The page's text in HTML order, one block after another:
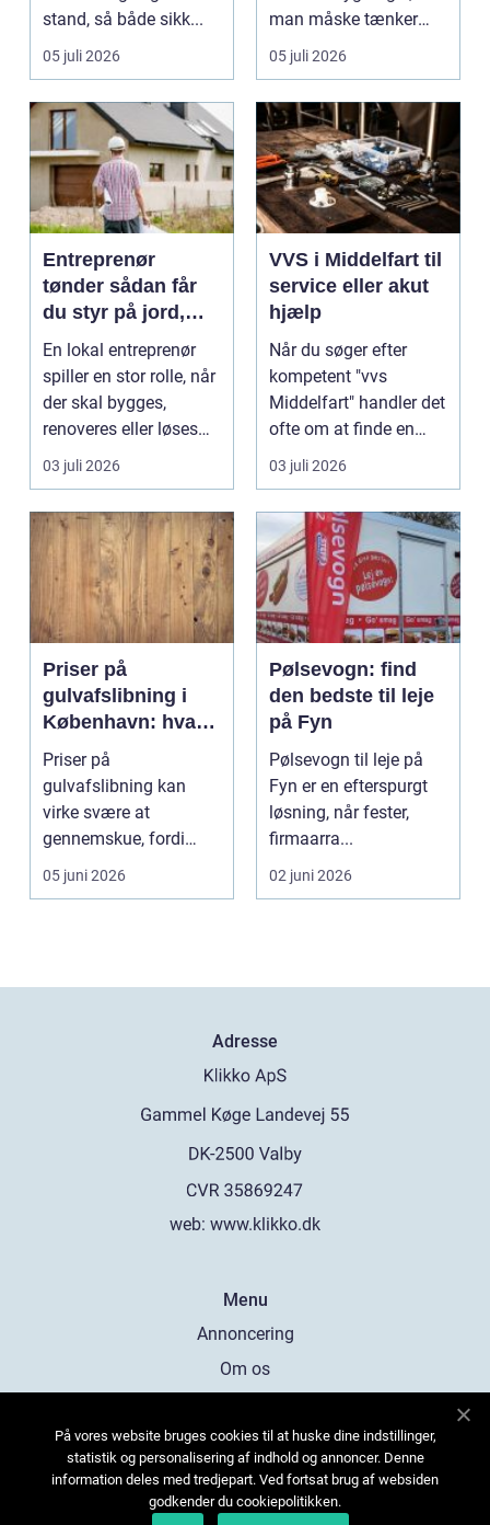
stand, så både sikk...
05 juli 2026
man måske tænker
ov...
05 juli 2026
Entreprenør
tønder sådan får
du styr på jord,
dræn og kloak
En lokal entreprenør
spiller en stor rolle, når
der skal bygges,
renoveres eller løses
problemer und...
03 juli 2026
VVS i Middelfart til
service eller akut
hjælp
Når du søger efter
kompetent "vvs
Middelfart" handler det
ofte om at finde en
lokal, fa...
03 juli 2026
Priser på
gulvafslibning i
København: hvad
koster det
egentlig?
Priser på
gulvafslibning kan
virke svære at
gennemskue, fordi
mange faktorer spiller
ind...
05 juni 2026
Pølsevogn: find
den bedste til leje
på Fyn
Pølsevogn til leje på
Fyn er en efterspurgt
løsning, når fester,
firmaarra...
02 juni 2026
Adresse
web: www.klikko.dk
Menu
Annoncering
Om os
Kontakt os
Sitemap
På vores website bruges cookies til at huske dine indstillinger,
statistik og personalisering af indhold og annoncer. Denne
information deles med tredjepart. Ved fortsat brug af websiden
godkender du cookiepolitikken.